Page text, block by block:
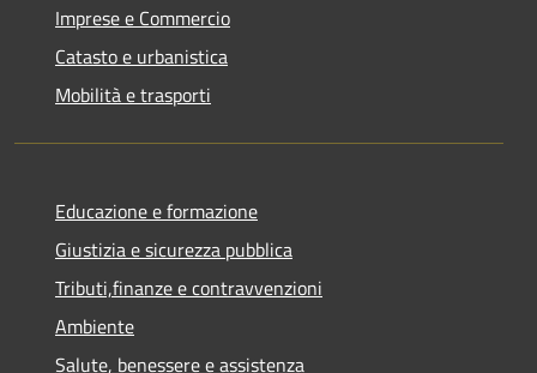
Imprese e Commercio
Catasto e urbanistica
Mobilità e trasporti
Educazione e formazione
Giustizia e sicurezza pubblica
Tributi,finanze e contravvenzioni
Ambiente
Salute, benessere e assistenza